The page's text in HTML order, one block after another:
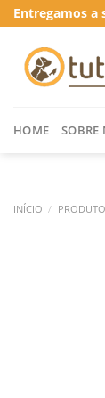
Skip
to
content
Entregamos a
HOME SOBRE
INÍCIO /